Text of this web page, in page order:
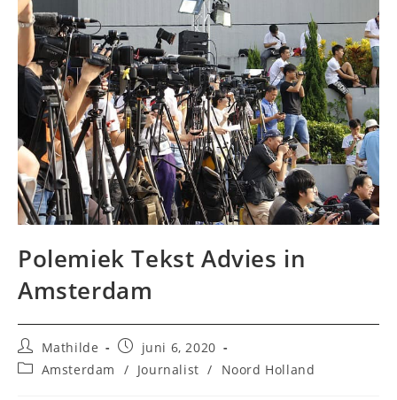
Polemiek Tekst Advies in
Amsterdam
Bericht
auteur:
Mathilde
Bericht
gepubliceerd
op:
juni 6, 2020
Berichtcategorie:
Amsterdam / Journalist / Noord Holland